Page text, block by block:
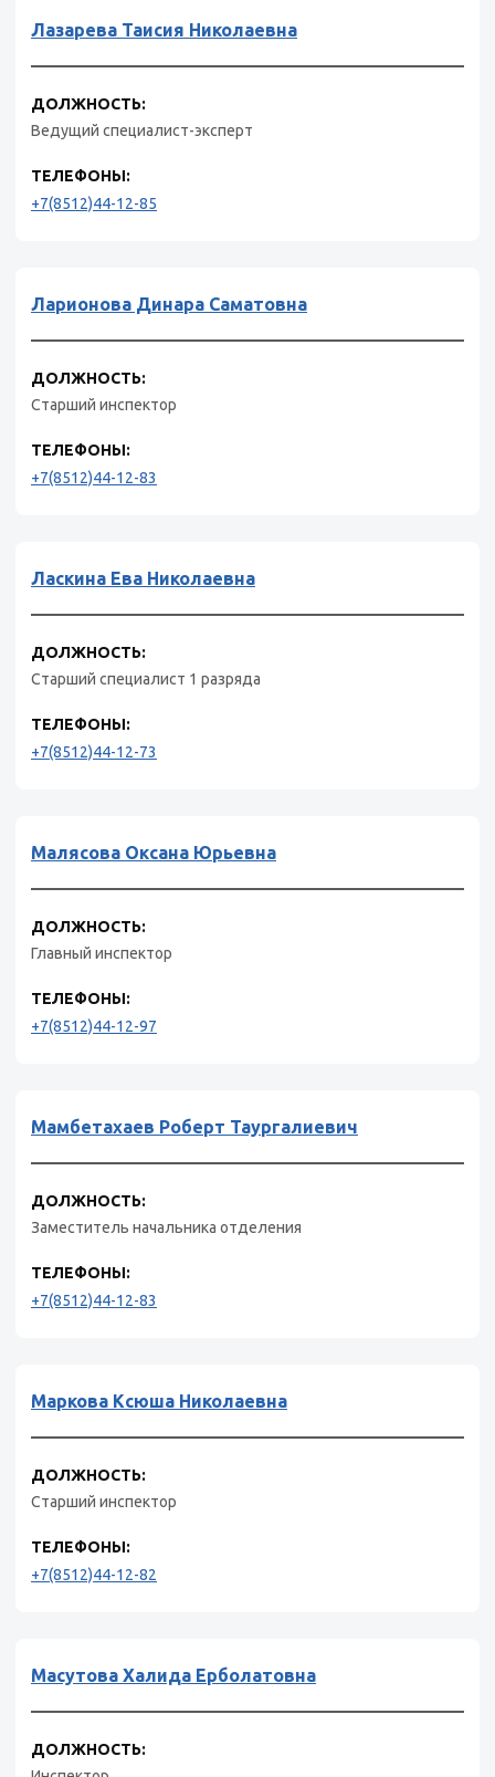
Лазарева Таисия Николаевна
ДОЛЖНОСТЬ:
Ведущий специалист-эксперт
ТЕЛЕФОНЫ:
+7(8512)44-12-85
Ларионова Динара Саматовна
ДОЛЖНОСТЬ:
Старший инспектор
ТЕЛЕФОНЫ:
+7(8512)44-12-83
Ласкина Ева Николаевна
ДОЛЖНОСТЬ:
Старший специалист 1 разряда
ТЕЛЕФОНЫ:
+7(8512)44-12-73
Малясова Оксана Юрьевна
ДОЛЖНОСТЬ:
Главный инспектор
ТЕЛЕФОНЫ:
+7(8512)44-12-97
Мамбетахаев Роберт Таургалиевич
ДОЛЖНОСТЬ:
Заместитель начальника отделения
ТЕЛЕФОНЫ:
+7(8512)44-12-83
Маркова Ксюша Николаевна
ДОЛЖНОСТЬ:
Старший инспектор
ТЕЛЕФОНЫ:
+7(8512)44-12-82
Масутова Халида Ерболатовна
ДОЛЖНОСТЬ: